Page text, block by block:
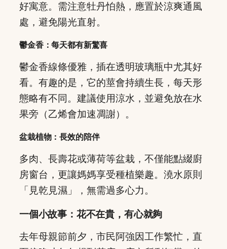
好寓意。需注意牡丹怕熱，應置於涼爽通風
處，避免陽光直射。
鬱金香：每天都有新驚喜
鬱金香線條優雅，插在透明玻璃瓶中尤其好
看。有趣的是，它的莖會持續生長，每天形
態略有不同。建議使用涼水，並避免放在水
果旁（乙烯會加速凋謝）。
盆栽植物：長效的陪伴
多肉、長壽花或薄荷等盆栽，不僅能點綴廚
房窗台，更讓媽媽享受種植樂趣。澆水原則
「見乾見濕」，無需過多心力。
一個小故事：花不在貴，有心就夠
去年母親節前夕，市民阿強因工作繁忙，直